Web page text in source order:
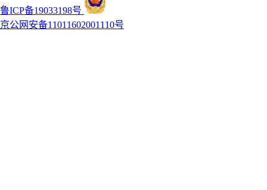
鲁ICP备19033198号
京公网安备11011602001110号